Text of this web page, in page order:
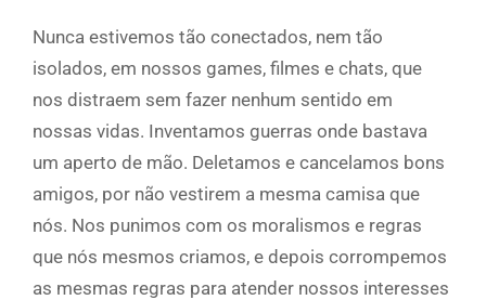
Nunca estivemos tão conectados, nem tão
isolados, em nossos games, filmes e chats, que
nos distraem sem fazer nenhum sentido em
nossas vidas. Inventamos guerras onde bastava
um aperto de mão. Deletamos e cancelamos bons
amigos, por não vestirem a mesma camisa que
nós. Nos punimos com os moralismos e regras
que nós mesmos criamos, e depois corrompemos
as mesmas regras para atender nossos interesses